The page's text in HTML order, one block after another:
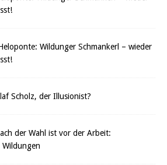
Wildunger Schmankerl – wieder
Scholz, der Illusionist?
der Wahl ist vor der Arbeit:
Wildungen